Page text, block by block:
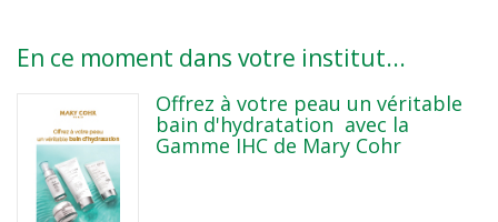
En ce moment dans votre institut...
Offrez à votre peau un véritable
bain d'hydratation avec la
Gamme IHC de Mary Cohr